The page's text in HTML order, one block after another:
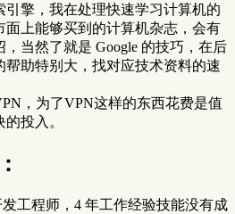
引擎，我在处理快速学习计算机的
面上能够买到的计算机杂志，会有
当然了就是 Google 的技巧，在后
帮助特别大，找对应技术资料的速
，为了VPN这样的东西花费是值
投入。
工程师，4 年工作经验技能没有成